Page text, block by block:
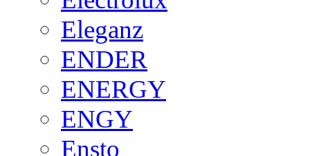
Eleganz
ENDER
ENERGY
ENGY
Ensto